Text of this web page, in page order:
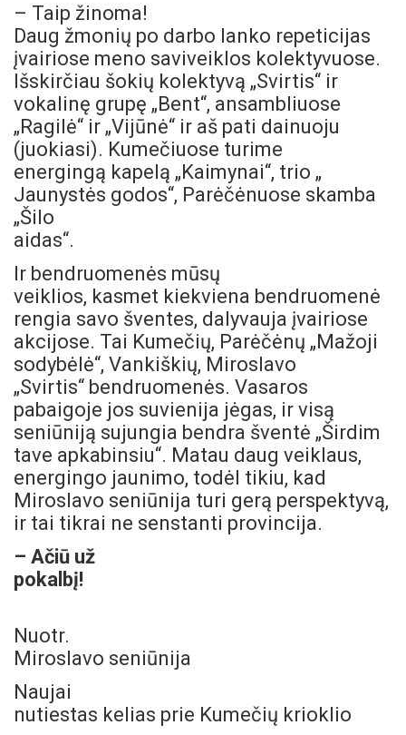
– Taip žinoma!
Daug žmonių po darbo lanko repeticijas
įvairiose meno saviveiklos kolektyvuose.
Išskirčiau šokių kolektyvą „Svirtis“ ir
vokalinę grupę „Bent“, ansambliuose
„Ragilė“ ir „Vijūnė“ ir aš pati dainuoju
(juokiasi). Kumečiuose turime
energingą kapelą „Kaimynai“, trio „
Jaunystės godos“, Parėčėnuose skamba
„Šilo
aidas“.
Ir bendruomenės mūsų
veiklios, kasmet kiekviena bendruomenė
rengia savo šventes, dalyvauja įvairiose
akcijose. Tai Kumečių, Parėčėnų „Mažoji
sodybėlė“, Vankiškių, Miroslavo
„Svirtis“ bendruomenės. Vasaros
pabaigoje jos suvienija jėgas, ir visą
seniūniją sujungia bendra šventė „Širdim
tave apkabinsiu“. Matau daug veiklaus,
energingo jaunimo, todėl tikiu, kad
Miroslavo seniūnija turi gerą perspektyvą,
ir tai tikrai ne senstanti provincija.
– Ačiū už
pokalbį!
Nuotr.
Miroslavo seniūnija
Naujai
nutiestas kelias prie Kumečių krioklio